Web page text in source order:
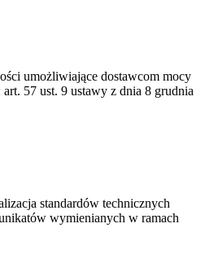
umożliwiające dostawcom mocy
57 ust. 9 ustawy z dnia 8 grudnia
standardów technicznych
wymienianych w ramach